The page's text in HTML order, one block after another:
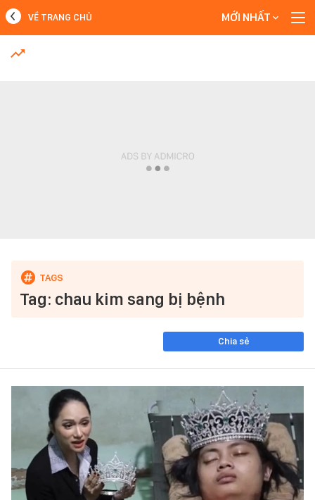
MỚI NHẤT
VỀ TRANG CHỦ MỚI NHẤT
Tag: chau kim sang bị bệnh
Chia sẻ